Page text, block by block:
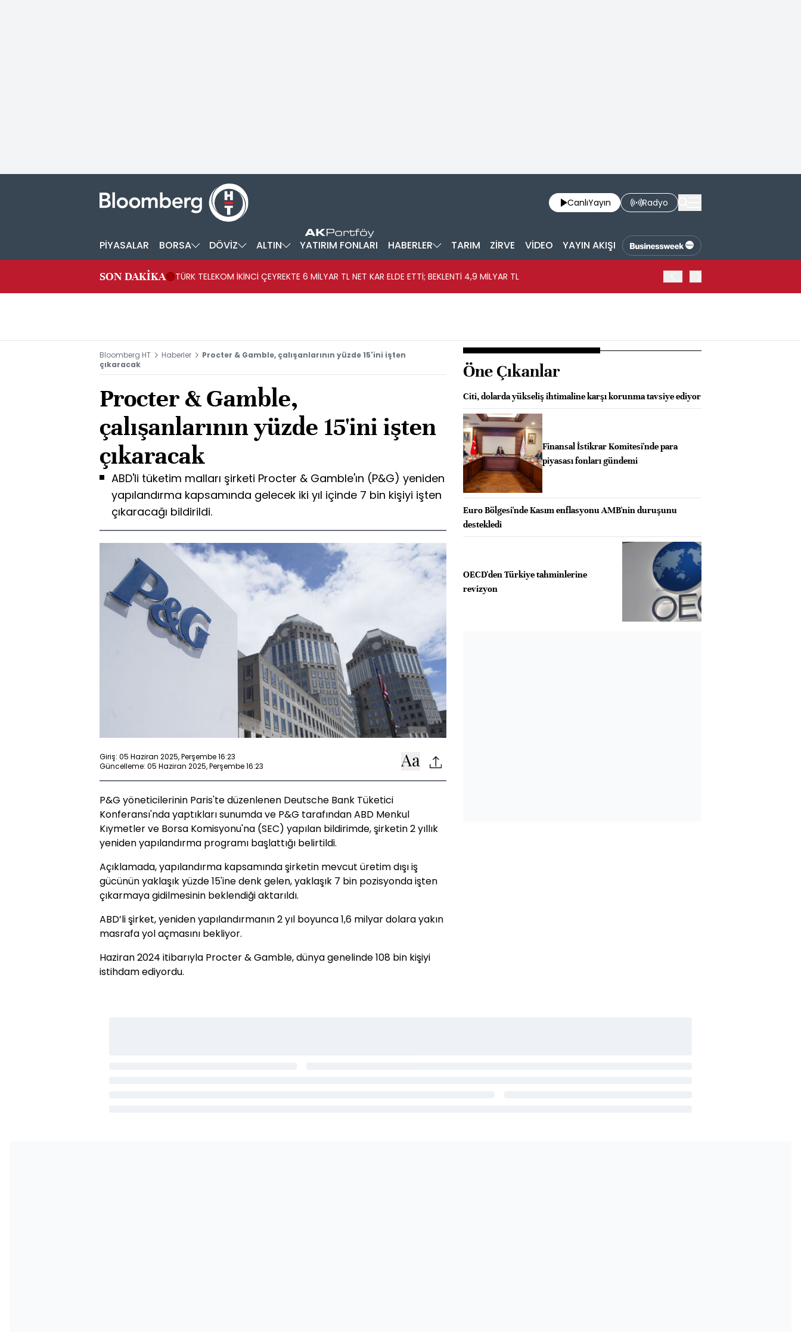
CanlıYayın Radyo
PİYASALAR BORSA DÖVİZ ALTIN YATIRIM FONLARI HABERLER TARIM ZİRVE VİDEO YAYIN AKIŞI
SON DAKİKA TÜRK TELEKOM İKİNCİ ÇEYREKTE 6 MİLYAR TL NET KAR ELDE ETTİ; BEKLENTİ 4,9 MİLYAR TL
Bloomberg HT Haberler
Procter & Gamble, çalışanlarının yüzde 15'ini işten
çıkaracak
Procter & Gamble,
çalışanlarının yüzde 15'ini işten
çıkaracak
ABD'li tüketim malları şirketi Procter & Gamble'ın (P&G) yeniden
yapılandırma kapsamında gelecek iki yıl içinde 7 bin kişiyi işten
çıkaracağı bildirildi.
Giriş: 05 Haziran 2025, Perşembe 16:23
Güncelleme: 05 Haziran 2025, Perşembe 16:23
P&G yöneticilerinin Paris'te düzenlenen Deutsche Bank Tüketici
Konferansı'nda yaptıkları sunumda ve P&G tarafından ABD Menkul
Kıymetler ve Borsa Komisyonu'na (SEC) yapılan bildirimde, şirketin 2 yıllık
yeniden yapılandırma programı başlattığı belirtildi.
Açıklamada, yapılandırma kapsamında şirketin mevcut üretim dışı iş
gücünün yaklaşık yüzde 15'ine denk gelen, yaklaşık 7 bin pozisyonda işten
çıkarmaya gidilmesinin beklendiği aktarıldı.
ABD’li şirket, yeniden yapılandırmanın 2 yıl boyunca 1,6 milyar dolara yakın
masrafa yol açmasını bekliyor.
Haziran 2024 itibarıyla Procter & Gamble, dünya genelinde 108 bin kişiyi
istihdam ediyordu.
Öne Çıkanlar
Citi, dolarda yükseliş ihtimaline karşı korunma tavsiye ediyor
Finansal İstikrar Komitesi'nde para
piyasası fonları gündemi
Euro Bölgesi'nde Kasım enflasyonu AMB'nin duruşunu
destekledi
OECD'den Türkiye tahminlerine
revizyon